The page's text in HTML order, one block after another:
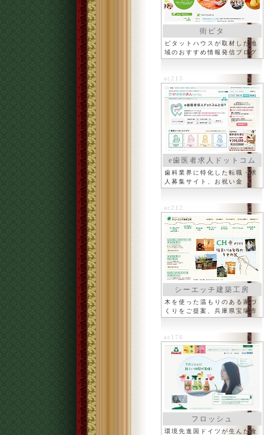
街ピタ
ピタットハウスが取材した地
域のおすすめ情報発信ブログ
ac215
e歯医者求人ドットコム
歯科業界に特化した転職・求
人募集サイト、お祝い金
ac212
シーエッチ建築工房
木を使った温もりのある家づ
くりをご提案、兵庫県宝塚市
ac176
フロッシュ
環境先進国ドイツが生んだ食